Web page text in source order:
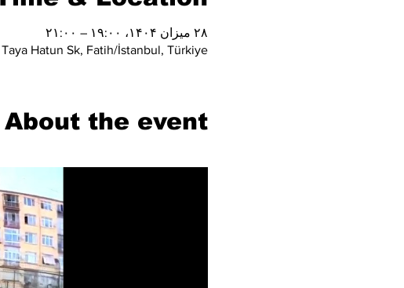
۲۸ میزان ۱۴۰۴، ۱۹:۰۰ – ۲۱:۰۰
Hatun Sk, Fatih/İstanbul, Türkiye
About the event